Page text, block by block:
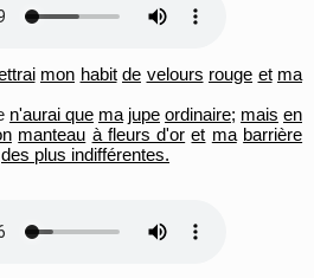
mon habit de velours rouge et ma
n'aurai que ma jupe ordinaire; mais en
manteau à fleurs d'or et ma barrière
des plus indifférentes.